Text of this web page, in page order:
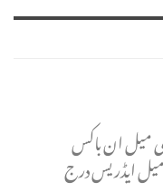
میل ان باکس
ایڈریس درج